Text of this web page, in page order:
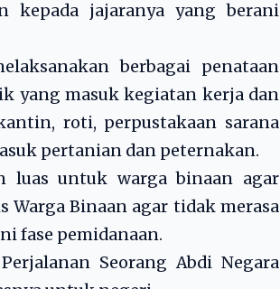
kepada jajaranya yang berani
berbagai penataan
yang masuk kegiatan kerja dan
roti, perpustakaan sarana
pertanian dan peternakan.
luas untuk warga binaan agar
Binaan agar tidak merasa
fase pemidanaan.
Seorang Abdi Negara